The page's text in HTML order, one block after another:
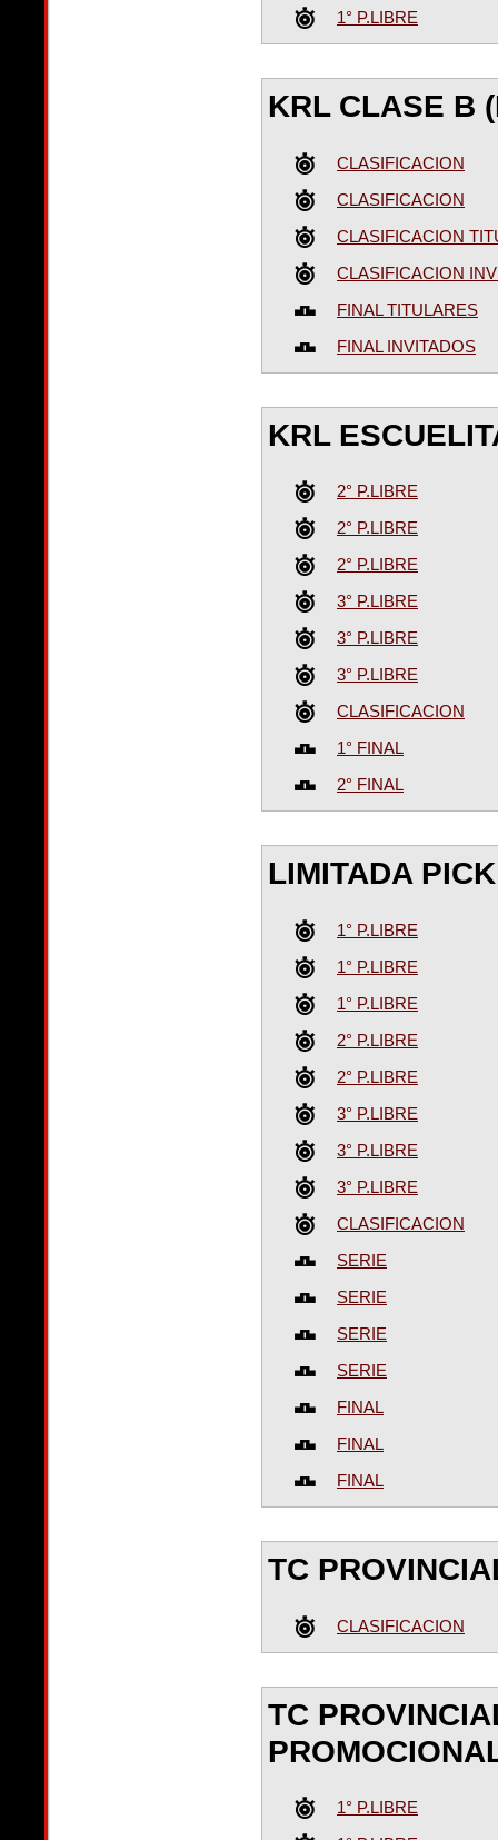
1° P.LIBRE
KRL CLASE B
CLASIFICACION
CLASIFICACION
CLASIFICACION
CLASIFICACION
FINAL TITULARES
FINAL INVITADOS
KRL
2° P.LIBRE
2° P.LIBRE
2° P.LIBRE
3° P.LIBRE
3° P.LIBRE
3° P.LIBRE
CLASIFICACION
1° FINAL
2° FINAL
LIMITADA
1° P.LIBRE
1° P.LIBRE
1° P.LIBRE
2° P.LIBRE
2° P.LIBRE
3° P.LIBRE
3° P.LIBRE
3° P.LIBRE
CLASIFICACION
SERIE
SERIE
SERIE
SERIE
FINAL
FINAL
FINAL
TC
CLASIFICACION
TC
1° P.LIBRE